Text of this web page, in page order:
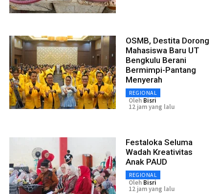
OSMB, Destita Dorong
Mahasiswa Baru UT
Bengkulu Berani
Bermimpi-Pantang
Menyerah
REGIONAL
Oleh Bisri
12 jam yang lalu
Festaloka Seluma
Wadah Kreativitas
Anak PAUD
REGIONAL
Oleh Bisri
12 jam yang lalu